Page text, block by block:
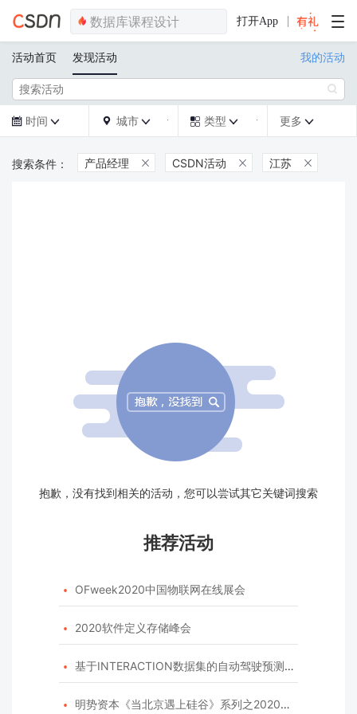
打开App
活动首页 发现活动 我的活动

 时间   城市   类型  更多 
产品经理  CSDN活动  江苏 
抱歉，没有找到相关的活动，您可以尝试其它关键词搜索
推荐活动
 OFweek2020中国物联网在线展会
 2020软件定义存储峰会
 基于INTERACTION数据集的自动驾驶预测模型挑战赛
 明势资本《当北京遇上硅谷》系列之2020年度开源峰会